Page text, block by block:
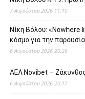
7 Αυγούστου 2026 11:10
Νίκη Βόλου: «Nowhere
κόσμο για την
6 Αυγούστου 2026 20:26
ΑΕΛ Novibet –
6 Αυγούστου 2026 20:17